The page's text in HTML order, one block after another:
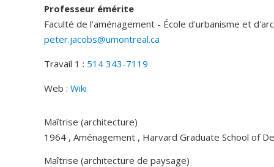
Professeur émérite
Faculté de l'aménagement - École d'urbanisme et
peter.jacobs@umontreal.ca
Travail 1 : 514 343-7119
Web : Wiki
Maîtrise (architecture)
1964 , Aménagement , Harvard Graduate School of
Maîtrise (architecture de paysage)